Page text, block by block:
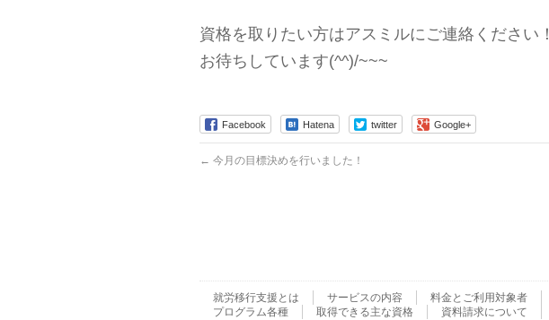
資格を取りたい方はアスミルにご連絡ください！
お待ちしています(^^)/~~~
Facebook Hatena twitter Google+
← 今月の目標決めを行いました！
就労移行支援とは サービスの内容 料金とご利用対象者
プログラム各種
取得できる主な資格 資料請求について